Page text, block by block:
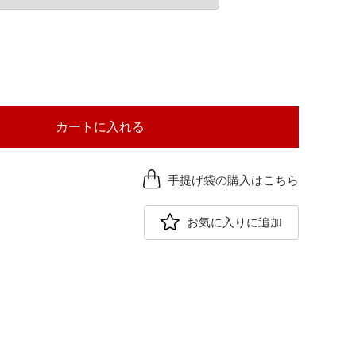
カートに入れる
手提げ袋の購入はこちら
お気に入りに追加